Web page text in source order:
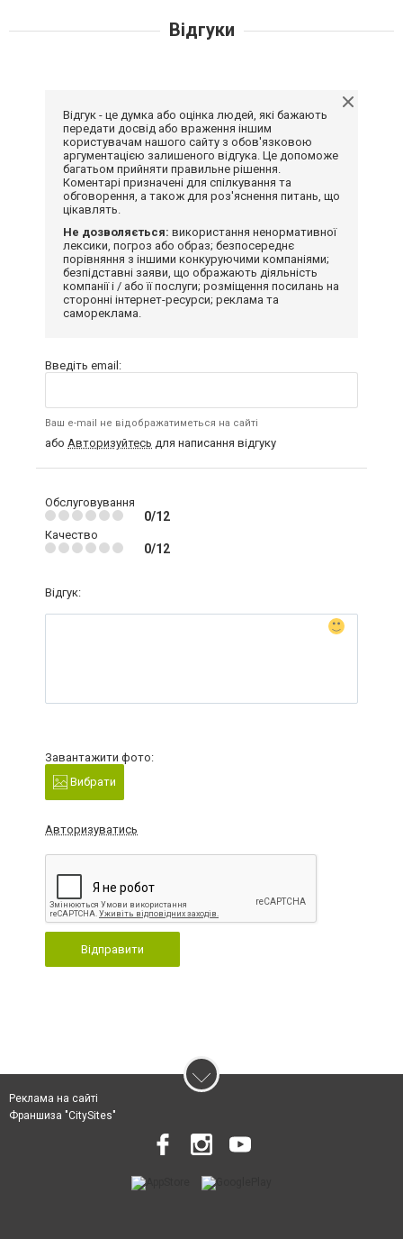
Відгуки
Відгук - це думка або оцінка людей, які бажають
передати досвід або враження іншим
користувачам нашого сайту з обов'язковою
аргументацією залишеного відгука. Це допоможе
багатьом прийняти правильне рішення.
Коментарі призначені для спілкування та
обговорення, а також для роз'яснення питань, що
цікавлять.
Не дозволяється: використання ненормативної
лексики, погроз або образ; безпосереднє
порівняння з іншими конкуруючими компаніями;
безпідставні заяви, що ображають діяльність
компанії і / або її послуги; розміщення посилань на
сторонні інтернет-ресурси; реклама та
самореклама.
Введіть email:
Ваш e-mail не відображатиметься на сайті
або Авторизуйтесь для написання відгуку
Обслуговування
0/12
Качество
0/12
Відгук:
Завантажити фото:
Вибрати
Авторизуватись
Відправити
Реклама на сайті
Франшиза "CitySites"